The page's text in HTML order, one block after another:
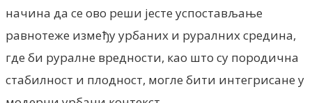
начина да се ово реши јесте успостављање
равнотеже између урбаних и руралних средина,
где би руралне вредности, као што су породична
стабилност и плодност, могле бити интегрисане у